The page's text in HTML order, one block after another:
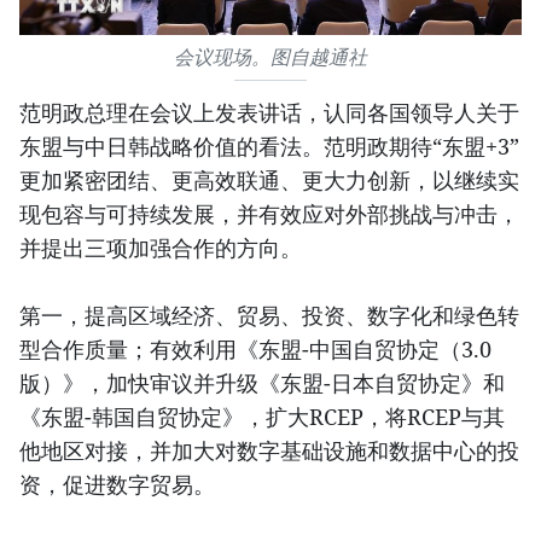
会议现场。图自越通社
范明政总理在会议上发表讲话，认同各国领导人关于
东盟与中日韩战略价值的看法。范明政期待“东盟+3”
更加紧密团结、更高效联通、更大力创新，以继续实
现包容与可持续发展，并有效应对外部挑战与冲击，
并提出三项加强合作的方向。
第一，提高区域经济、贸易、投资、数字化和绿色转
型合作质量；有效利用《东盟-中国自贸协定（3.0
版）》，加快审议并升级《东盟-日本自贸协定》和
《东盟-韩国自贸协定》，扩大RCEP，将RCEP与其
他地区对接，并加大对数字基础设施和数据中心的投
资，促进数字贸易。